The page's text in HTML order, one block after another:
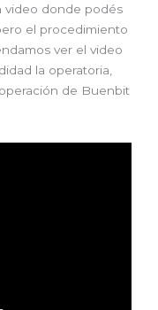
video donde podés
el procedimiento
ver el video
la operatoria,
de Buenbit